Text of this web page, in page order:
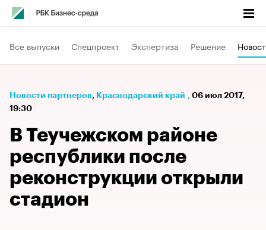
Все выпуски Спецпроект Экспертиза Решение
Новости партнеров⁠, Краснодарский край , 06 июл 2017,
19:30
В Теучежском районе
республики после
реконструкции открыли
стадион